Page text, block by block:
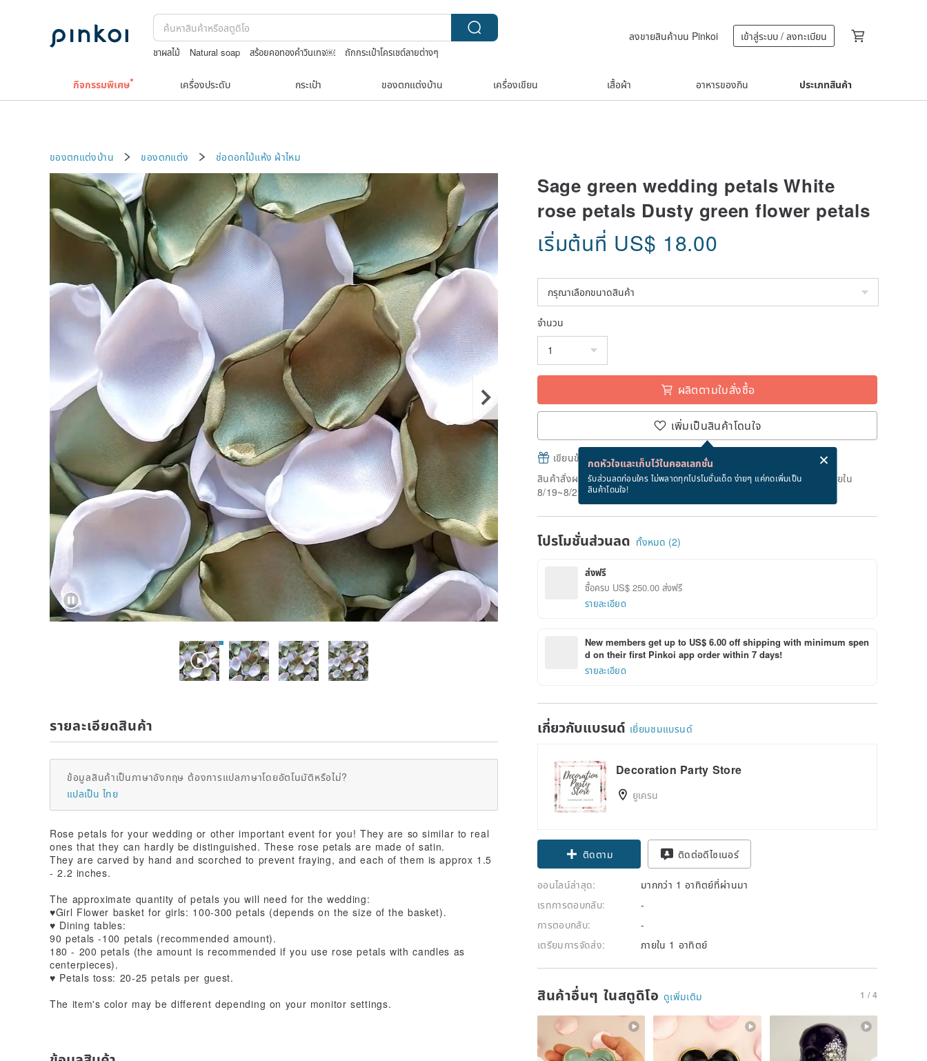
ชาผลไม้ Natural soap สร้อยคอทองคำวินเทจ￼
ถักกระเป๋าโครเชต์ลายต่างๆ
ลงขายสินค้าบน Pinkoi เข้าสู่ระบบ / ลงทะเบียน
กิจกรรมพิเศษ เครื่องประดับ กระเป๋า ของตกแต่งบ้าน เครื่องเขียน เสื้อผ้า อาหารของกิน ประเภทสินค้า
ของตกแต่งบ้าน ของตกแต่ง ช่อดอกไม้แห้ง ผ้าไหม
Sage green wedding petals White
rose petals Dusty green flower petals
เริ่มต้นที่ US$ 18.00
จำนวน
ผลิตตามใบสั่งซื้อ
เพิ่มเป็นสินค้าโดนใจ
กดหัวใจและเก็บไว้ในคอลเลกชั่น
รับส่วนลดก่อนใคร ไม่พลาดทุกโปรโมชั่นเด็ด ง่ายๆ แค่กดเพิ่มเป็น
สินค้าโดนใจ!
เขียนข้อความและส่ง eCard ฟรีเมื่อซื้อสินค้า!
สินค้าสั่งผลิต" ใช้เวลาผลิต 5 วันทำการหลังจากชำระเงิน สั่งตอนนี้จะได้รับภายใน
8/19~8/29
โปรโมชั่นส่วนลด ทั้งหมด (2)
ส่งฟรี
ซื้อครบ US$ 250.00 ส่งฟรี
รายละเอียด
New members get up to US$ 6.00 off shipping with minimum spen
d on their first Pinkoi app order within 7 days!
รายละเอียด
เกี่ยวกับแบรนด์ เยี่ยมชมแบรนด์
Decoration Party Store
ยูเครน
ติดตาม ติดต่อดีไซเนอร์
ออนไลน์ล่าสุด:
มากกว่า 1 อาทิตย์ที่ผ่านมา
เรทการตอบกลับ:
-
การตอบกลับ:
-
เตรียมการจัดส่ง:
ภายใน 1 อาทิตย์
สินค้าอื่นๆ ในสตูดิโอ ดูเพิ่มเติม 1 / 4
รายละเอียดสินค้า
ข้อมูลสินค้าเป็นภาษาอังกฤษ ต้องการแปลภาษาโดยอัตโนมัติหรือไม่?
แปลเป็น ไทย
Rose petals for your wedding or other important event for you! They are so similar to real
ones that they can hardly be distinguished. These rose petals are made of satin.
They are carved by hand and scorched to prevent fraying, and each of them is approx 1.5
- 2.2 inches.
The approximate quantity of petals you will need for the wedding:
♥Girl Flower basket for girls: 100-300 petals (depends on the size of the basket).
♥ Dining tables:
90 petals -100 petals (recommended amount).
180 - 200 petals (the amount is recommended if you use rose petals with candles as
centerpieces).
♥ Petals toss: 20-25 petals per guest.
The item's color may be different depending on your monitor settings.